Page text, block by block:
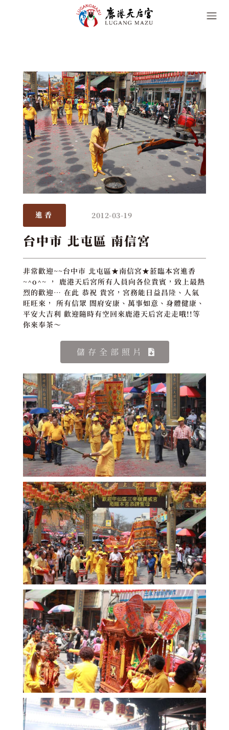
進香 2012-03-19
台中市 北屯區 南信宮
非常歡迎~~台中市 北屯區★南信宮★蒞臨本宮進香
~^o^~ ， 鹿港天后宮所有人員向各位貴賓，致上最熱
烈的歡迎… 在此 恭祝 貴宮，宮務能日益昌隆、人氣
旺旺來， 所有信眾 閤府安康、萬事如意、身體健康、
平安大吉利 歡迎隨時有空回來鹿港天后宮走走哦!!等
你來奉茶～
儲存全部照片